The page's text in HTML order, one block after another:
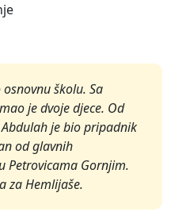
školu. Sa
je dvoje djece. Od
je bio pripadnik
od glavnih
Petrovicama Gornjim.
za Hemlijaše.